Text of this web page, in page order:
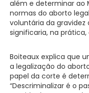
além e determinar ao
normas do aborto
voluntária da gravidez
significaria, na prática,
Boiteaux explica que
a legalização do
papel da corte é
“Descriminalizar é o